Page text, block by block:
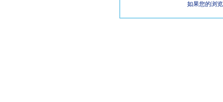
如果您的浏